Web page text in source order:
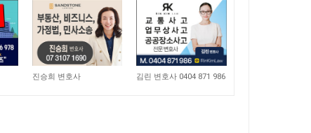
10,722
진승희 변호사 12,930
김린 변호사 0404 871 986